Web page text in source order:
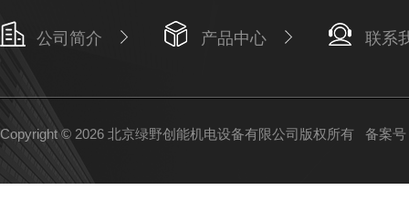
公司简介 产品中心 联系
Copyright © 2026 北京绿野创能机电设备有限公司版权所有 备案